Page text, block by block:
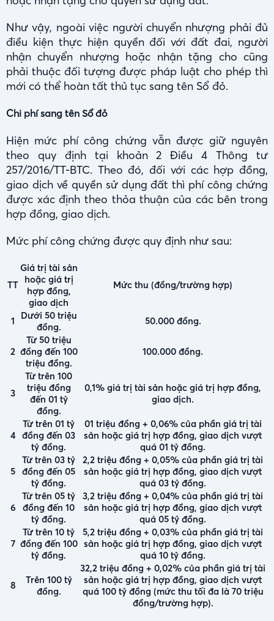
Như vậy, ngoài việc người chuyển nhượng phải đủ
điều kiện thực hiện quyền đối với đất đai, người
nhận chuyển nhượng hoặc nhận tặng cho cũng
phải thuộc đối tượng được pháp luật cho phép thì
mới có thể hoàn tất thủ tục sang tên Sổ đỏ.
Chi phí sang tên Sổ đỏ
Hiện mức phí công chứng vẫn được giữ nguyên
theo quy định tại khoản 2 Điều 4 Thông tư
257/2016/TT-BTC. Theo đó, đối với các hợp đồng,
giao dịch về quyền sử dụng đất thì phí công chứng
được xác định theo thỏa thuận của các bên trong
hợp đồng, giao dịch.
Mức phí công chứng được quy định như sau:
TT
Giá trị tài sản
hoặc giá trị
hợp đồng,
giao dịch
Mức thu (đồng/trường hợp)
1
Dưới 50 triệu
đồng.
50.000 đồng.
2
Từ 50 triệu
đồng đến 100
triệu đồng.
100.000 đồng.
3
Từ trên 100
triệu đồng
đến 01 tỷ
đồng.
0,1% giá trị tài sản hoặc giá trị hợp đồng,
giao dịch.
4
Từ trên 01 tỷ
đồng đến 03
tỷ đồng.
01 triệu đồng + 0,06% của phần giá trị tài
sản hoặc giá trị hợp đồng, giao dịch vượt
quá 01 tỷ đồng.
5
Từ trên 03 tỷ
đồng đến 05
tỷ đồng.
2,2 triệu đồng + 0,05% của phần giá trị tài
sản hoặc giá trị hợp đồng, giao dịch vượt
quá 03 tỷ đồng.
6
Từ trên 05 tỷ
đồng đến 10
tỷ đồng.
3,2 triệu đồng + 0,04% của phần giá trị tài
sản hoặc giá trị hợp đồng, giao dịch vượt
quá 05 tỷ đồng.
7
Từ trên 10 tỷ
đồng đến 100
tỷ đồng.
5,2 triệu đồng + 0,03% của phần giá trị tài
sản hoặc giá trị hợp đồng, giao dịch vượt
quá 10 tỷ đồng.
8
Trên 100 tỷ
đồng.
32,2 triệu đồng + 0,02% của phần giá trị tài
sản hoặc giá trị hợp đồng, giao dịch vượt
quá 100 tỷ đồng (mức thu tối đa là 70 triệu
đồng/trường hợp).